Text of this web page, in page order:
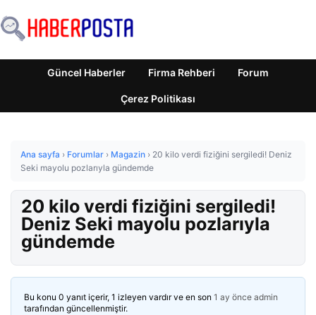
Güncel Haberler Firma Rehberi Forum
Çerez Politikası
Ana sayfa › Forumlar › Magazin › 20 kilo verdi fiziğini sergiledi! Deniz
Seki mayolu pozlarıyla gündemde
20 kilo verdi fiziğini sergiledi!
Deniz Seki mayolu pozlarıyla
gündemde
Bu konu 0 yanıt içerir, 1 izleyen vardır ve en son 1 ay önce admin
tarafından güncellenmiştir.